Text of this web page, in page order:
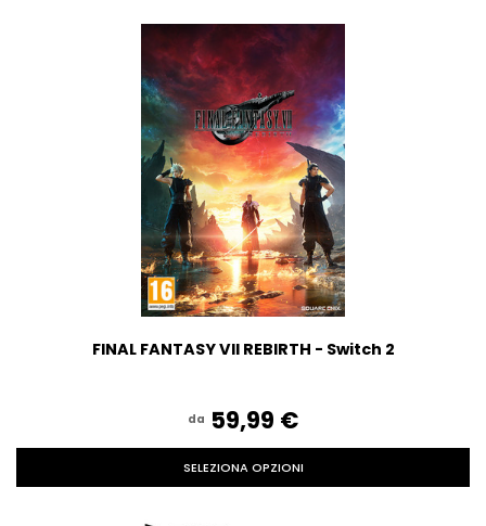
FINAL FANTASY VII REBIRTH - Switch 2
da 59,99‎ ‎€
SELEZIONA OPZIONI